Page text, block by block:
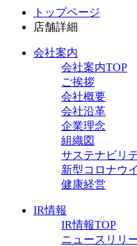
トップページ
店舗詳細
会社案内
会社案内TOP
ご挨拶
会社概要
会社沿革
企業理念
組織図
サステナビリ
新型コロナウ
健康経営
IR情報
IR情報TOP
ニュースリリ